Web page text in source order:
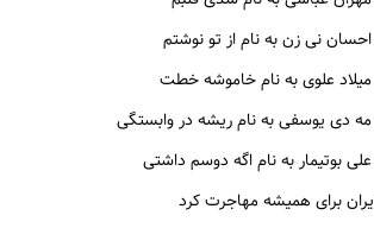
نی زن به نام از تو نوشتم
علوی به نام خاموشه خطت
دی یوسفی به نام ریشه در وابستگی
بوتیمار به نام اگه دوسم داشتی
برای همیشه مهاجرت کرد